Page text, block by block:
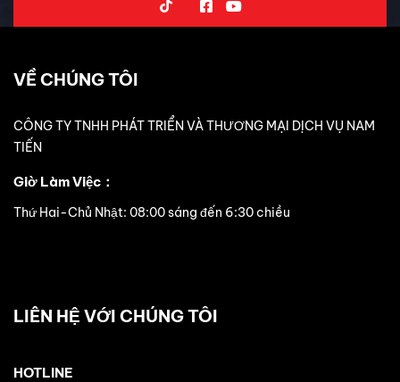
VỀ CHÚNG TÔI
CÔNG TY TNHH PHÁT TRIỂN VÀ THƯƠNG MẠI DỊCH VỤ NAM
TIẾN
Giờ Làm Việc：
Thứ Hai-Chủ Nhật: 08:00 sáng đến 6:30 chiều
LIÊN HỆ VỚI CHÚNG TÔI
HOTLINE